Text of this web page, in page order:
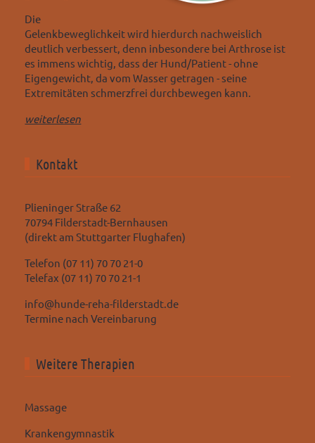
Die
Gelenkbeweglichkeit wird hierdurch nachweislich
deutlich verbessert, denn inbesondere bei Arthrose ist
es immens wichtig, dass der Hund/Patient - ohne
Eigengewicht, da vom Wasser getragen - seine
Extremitäten schmerzfrei durchbewegen kann.
weiterlesen
Kontakt
Plieninger Straße 62
70794 Filderstadt-Bernhausen
(direkt am Stuttgarter Flughafen)
Telefon (07 11) 70 70 21-0
Telefax (07 11) 70 70 21-1
info@hunde-reha-filderstadt.de
Termine nach Vereinbarung
Weitere Therapien
Massage
Krankengymnastik